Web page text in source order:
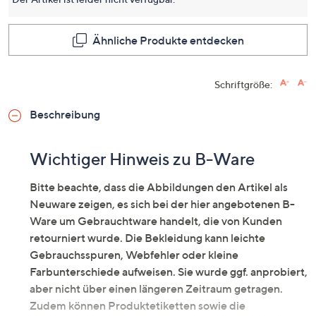
Link
Seite.
Ähnliche Produkte entdecken
Schriftgröße:
Beschreibung
Wichtiger Hinweis zu B-Ware
Bitte beachte, dass die Abbildungen den Artikel als
Neuware zeigen, es sich bei der hier angebotenen B-
Ware um Gebrauchtware handelt, die von Kunden
retourniert wurde. Die Bekleidung kann leichte
Gebrauchsspuren, Webfehler oder kleine
Farbunterschiede aufweisen. Sie wurde ggf. anprobiert,
aber nicht über einen längeren Zeitraum getragen.
Zudem können Produktetiketten sowie die